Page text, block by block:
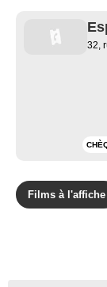
32,
Films à l'affiche